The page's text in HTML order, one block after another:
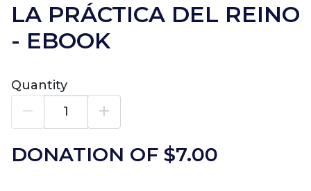
LA PRÁCTICA DEL REINO
- EBOOK
Quantity
DONATION OF $7.00